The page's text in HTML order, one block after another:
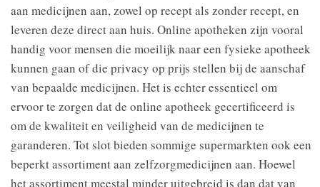
aan medicijnen aan, zowel op recept als zonder recept, en
leveren deze direct aan huis. Online apotheken zijn vooral
handig voor mensen die moeilijk naar een fysieke apotheek
kunnen gaan of die privacy op prijs stellen bij de aanschaf
van bepaalde medicijnen. Het is echter essentieel om
ervoor te zorgen dat de online apotheek gecertificeerd is
om de kwaliteit en veiligheid van de medicijnen te
garanderen. Tot slot bieden sommige supermarkten ook een
beperkt assortiment aan zelfzorgmedicijnen aan. Hoewel
het assortiment meestal minder uitgebreid is dan dat van